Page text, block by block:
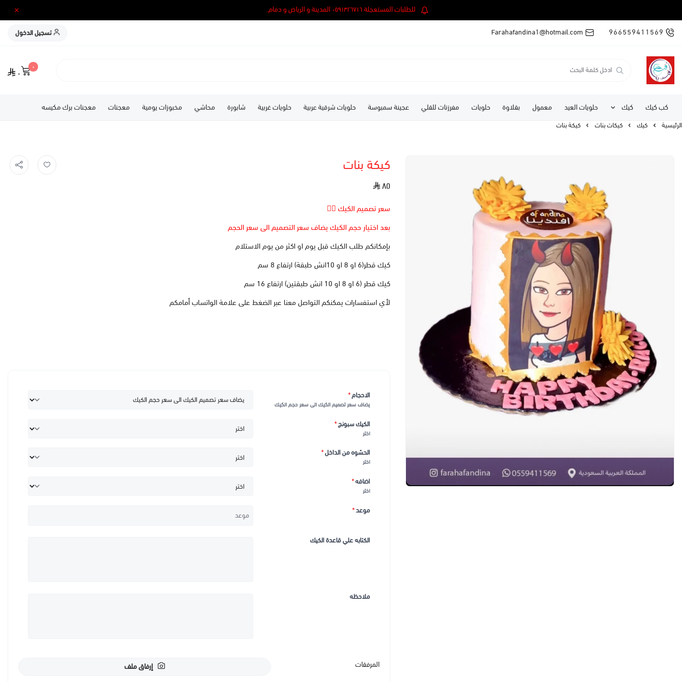
للطلبات المستعجلة ٠٥٩١٣٢٦٧١٦ المدينة و الرياض و دمام.
966559411569
Farahafandina1@hotmail.com تسجيل الدخول
٠
٠
كب كيك كيك حلويات العيد معمول بقلاوة حلويات مفرزنات للقلي عجينة سمبوسة حلويات شرقية عربية حلويات غربية شابورة محاشي مخبوزات يومية معجنات معجنات برك مكيسه
الرئيسية كيك كيكات بنات كيكة بنات
كيكة بنات
٨٥
سعر تصميم الكيك 👆🏻
بعد اختيار حجم الكيك يضاف سعر التصميم الى سعر الحجم
بإمكانكم طلب الكيك قبل يوم او اكثر من يوم الاستلام
كيك قطر(6 او 8 او 10انش طبقة) ارتفاع 8 سم
كيك قطر (6 او 8 او 10 انش طبقتين) ارتفاع 16 سم
لأي استفسارات يمكنكم التواصل معنا عبر الضغط على علامة الواتساب أمامكم
الاحجام*
يضاف سعر تصميم الكيك الى سعر حجم الكيك
الكيك سبونج*
اختر
الحشوه من الداخل*
اختر
اضافه*
اختر
موعد*
الكتابه علي قاعدة الكيك
ملاحظه
المرفقات إرفاق ملف